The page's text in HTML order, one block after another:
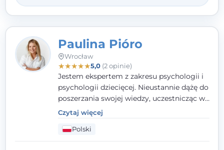
Paulina Pióro
Wrocław
★★★★★5,0(2 opinie)
Jestem ekspertem z zakresu psychologii i
psychologii dziecięcej. Nieustannie dążę do
poszerzania swojej wiedzy, uczestnicząc w
różnorodnych szkoleniach. Pracując z
dziećmi, młodzieżą i młodymi dorosłymi
niezwykle ważne jest dla mnie poczucie
bezpieczeństwa, zrozumienia oraz wolności
Czytaj więcej
Polski